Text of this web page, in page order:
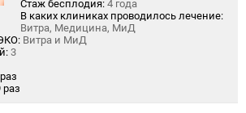
Стаж бесплодия: 4 года
В каких клиниках проводилось лечение:
Витра, Медицина, МиД
Витра и МиД
3
раз